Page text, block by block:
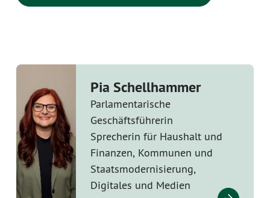
Pia Schellhammer
Parlamentarische
Geschäftsführerin
Sprecherin für Haushalt und
Finanzen, Kommunen und
Staatsmodernisierung,
Digitales und Medien